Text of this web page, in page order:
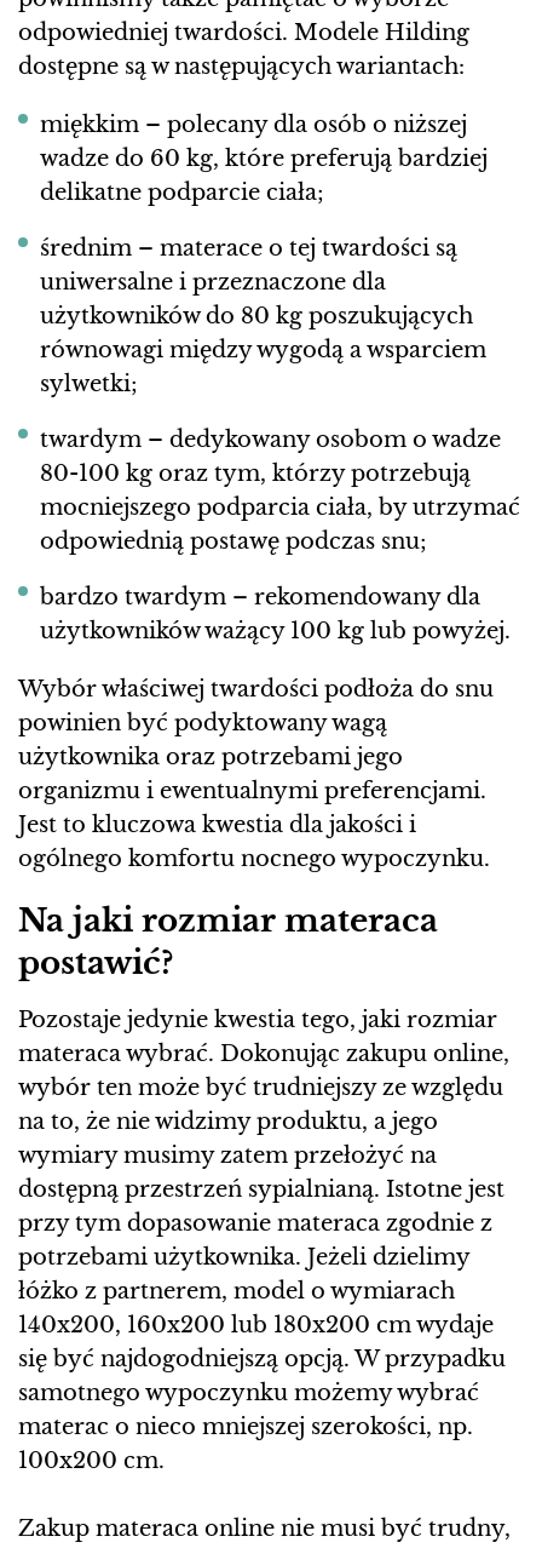
odpowiedniej twardości. Modele Hilding
dostępne są w następujących wariantach:
miękkim – polecany dla osób o niższej
wadze do 60 kg, które preferują bardziej
delikatne podparcie ciała;
średnim – materace o tej twardości są
uniwersalne i przeznaczone dla
użytkowników do 80 kg poszukujących
równowagi między wygodą a wsparciem
sylwetki;
twardym – dedykowany osobom o wadze
80-100 kg oraz tym, którzy potrzebują
mocniejszego podparcia ciała, by utrzymać
odpowiednią postawę podczas snu;
bardzo twardym – rekomendowany dla
użytkowników ważący 100 kg lub powyżej.
Wybór właściwej twardości podłoża do snu
powinien być podyktowany wagą
użytkownika oraz potrzebami jego
organizmu i ewentualnymi preferencjami.
Jest to kluczowa kwestia dla jakości i
ogólnego komfortu nocnego wypoczynku.
Na jaki rozmiar materaca
postawić?
Pozostaje jedynie kwestia tego, jaki rozmiar
materaca wybrać. Dokonując zakupu online,
wybór ten może być trudniejszy ze względu
na to, że nie widzimy produktu, a jego
wymiary musimy zatem przełożyć na
dostępną przestrzeń sypialnianą. Istotne jest
przy tym dopasowanie materaca zgodnie z
potrzebami użytkownika. Jeżeli dzielimy
łóżko z partnerem, model o wymiarach
140x200, 160x200 lub 180x200 cm wydaje
się być najdogodniejszą opcją. W przypadku
samotnego wypoczynku możemy wybrać
materac o nieco mniejszej szerokości, np.
100x200 cm.
Zakup materaca online nie musi być trudny,